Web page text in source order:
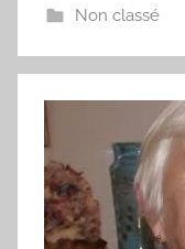
Non classé